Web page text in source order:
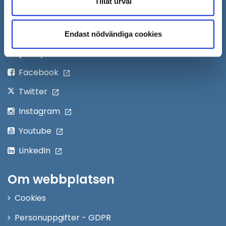
Endast nödvändiga cookies
Skicka faktura till Södertälje kommun
PersonalingångÖppna
i
nytt
Facebook
Twitter
Instagram
Youtube
LinkedIn
Om webbplatsen
Cookies
Personuppgifter - GDPR